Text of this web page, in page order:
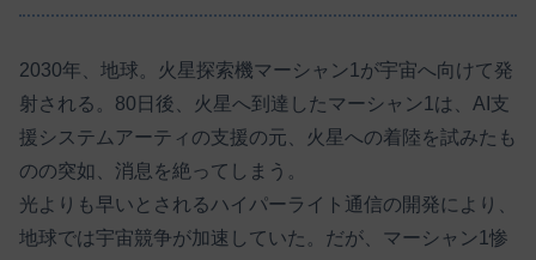
2030年、地球。火星探索機マーシャン1が宇宙へ向けて発
射される。80日後、火星へ到達したマーシャン1は、AI支
援システムアーティの支援の元、火星への着陸を試みたも
のの突如、消息を絶ってしまう。
光よりも早いとされるハイパーライト通信の開発により、
地球では宇宙競争が加速していた。だが、マーシャン1惨